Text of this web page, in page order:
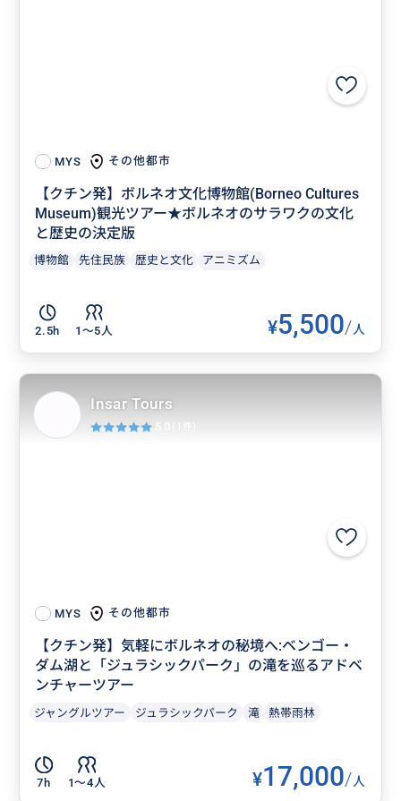
MYS その他都市
【クチン発】ボルネオ文化博物館(Borneo Cultures
Museum)観光ツアー★ボルネオのサラワクの文化
と歴史の決定版
博物館 先住民族 歴史と文化 アニミズム
2.5h 1〜5人 ¥5,500/人
MYS その他都市
【クチン発】気軽にボルネオの秘境へ:ベンゴー・
ダム湖と「ジュラシックパーク」の滝を巡るアドベ
ンチャーツアー
ジャングルツアー ジュラシックパーク 滝 熱帯雨林
7h 1〜4人 ¥17,000/人
Insar Tours
5.0 (1件)